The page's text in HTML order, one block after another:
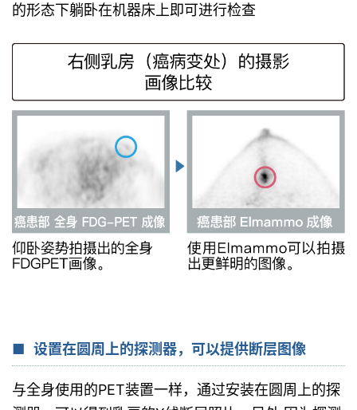
的形态下躺卧在机器床上即可进行检查
设置在圆周上的探测器，可以提供断层图像
与全身使用的PET装置一样，通过安装在圆周上的探